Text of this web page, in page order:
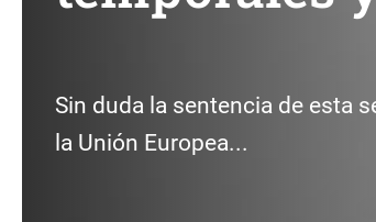
Sin duda la sentencia de esta
la Unión Europea...